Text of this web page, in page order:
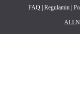
FAQ| Regulamin|